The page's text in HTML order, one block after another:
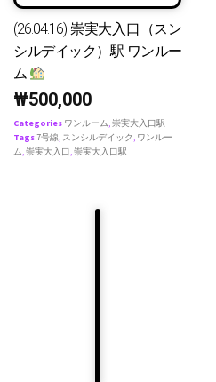
(26.04.16) 崇実大入口（スン
シルデイック）駅 ワンルー
ム
₩500,000
Categories ワンルーム,崇実大入口駅
Tags7号線, スンシルデイック , ワンルー
ム,崇実大入口,崇実大入口駅